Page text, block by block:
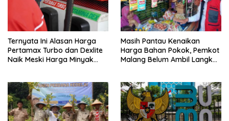
Ternyata Ini Alasan Harga
Pertamax Turbo dan Dexlite
Naik Meski Harga Minyak
Masih Pantau Kenaikan
Harga Bahan Pokok, Pemkot
Malang Belum Ambil Langkah